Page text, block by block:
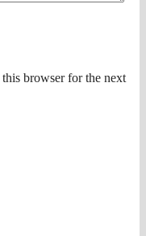
browser for the next